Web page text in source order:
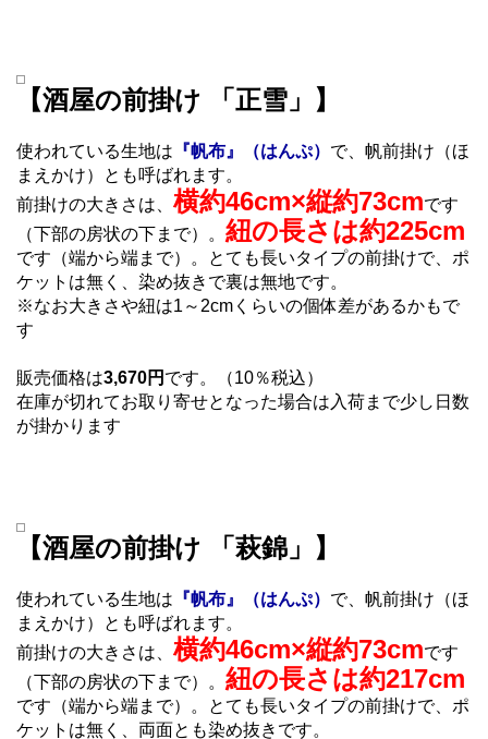
【酒屋の前掛け 「正雪」】
使われている生地は 『帆布』（はんぷ） で、帆前掛け（ほ
まえかけ）とも呼ばれます。
前掛けの大きさは、 横約46cm×縦約73cmです
（下部の房状の下まで）。 紐の長さは約225cm
です（端から端まで）。とても長いタイプの前掛けで、ポ
ケットは無く、染め抜きで裏は無地です。
※なお大きさや紐は1～2cmくらいの個体差があるかもで
す
販売価格は3,670円 です。（10％税込）
在庫が切れてお取り寄せとなった場合は入荷まで少し日数
が掛かります
【酒屋の前掛け 「萩錦」】
使われている生地は 『帆布』（はんぷ） で、帆前掛け（ほ
まえかけ）とも呼ばれます。
前掛けの大きさは、 横約46cm×縦約73cmです
（下部の房状の下まで）。 紐の長さは約217cm
です（端から端まで）。とても長いタイプの前掛けで、ポ
ケットは無く、両面とも染め抜きです。